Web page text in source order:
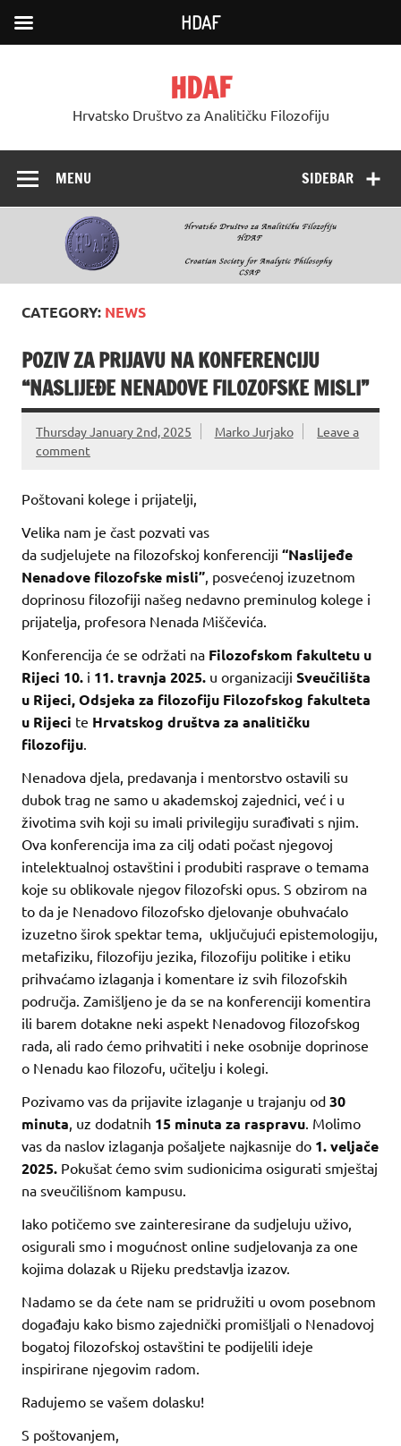
HDAF
Hrvatsko Društvo za Analitičku Filozofiju
SIDEBAR
MENU
CATEGORY: NEWS
POZIV ZA PRIJAVU NA KONFERENCIJU
“NASLIJEĐE NENADOVE FILOZOFSKE MISLI”
Thursday January 2nd, 2025 Marko Jurjako
Leave a
comment
Poštovani kolege i prijatelji,
Velika nam je čast pozvati vas
da sudjelujete na filozofskoj konferenciji “Naslijeđe
Nenadove filozofske misli”, posvećenoj izuzetnom
doprinosu filozofiji našeg nedavno preminulog kolege i
prijatelja, profesora Nenada Miščevića.
Konferencija će se održati na Filozofskom fakultetu u
Rijeci 10. i 11. travnja 2025. u organizaciji Sveučilišta
u Rijeci, Odsjeka za filozofiju Filozofskog fakulteta
u Rijeci te Hrvatskog društva za analitičku
filozofiju.
Nenadova djela, predavanja i mentorstvo ostavili su
dubok trag ne samo u akademskoj zajednici, već i u
životima svih koji su imali privilegiju surađivati s njim.
Ova konferencija ima za cilj odati počast njegovoj
intelektualnoj ostavštini i produbiti rasprave o temama
koje su oblikovale njegov filozofski opus. S obzirom na
to da je Nenadovo filozofsko djelovanje obuhvaćalo
izuzetno širok spektar tema, uključujući epistemologiju,
metafiziku, filozofiju jezika, filozofiju politike i etiku
prihvaćamo izlaganja i komentare iz svih filozofskih
područja. Zamišljeno je da se na konferenciji komentira
ili barem dotakne neki aspekt Nenadovog filozofskog
rada, ali rado ćemo prihvatiti i neke osobnije doprinose
o Nenadu kao filozofu, učitelju i kolegi.
Pozivamo vas da prijavite izlaganje u trajanju od 30
minuta, uz dodatnih 15 minuta za raspravu. Molimo
vas da naslov izlaganja pošaljete najkasnije do 1. veljače
2025. Pokušat ćemo svim sudionicima osigurati smještaj
na sveučilišnom kampusu.
Iako potičemo sve zainteresirane da sudjeluju uživo,
osigurali smo i mogućnost online sudjelovanja za one
kojima dolazak u Rijeku predstavlja izazov.
Nadamo se da ćete nam se pridružiti u ovom posebnom
događaju kako bismo zajednički promišljali o Nenadovoj
bogatoj filozofskoj ostavštini te podijelili ideje
inspirirane njegovim radom.
Radujemo se vašem dolasku!
S poštovanjem,
HDAF